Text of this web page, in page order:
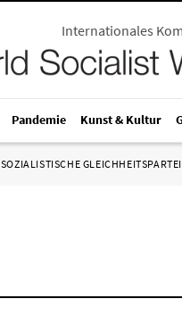
Internationales
Pandemie Kunst & Kultur
SOZIALISTISCHE GLEICHHEITSPARTEI